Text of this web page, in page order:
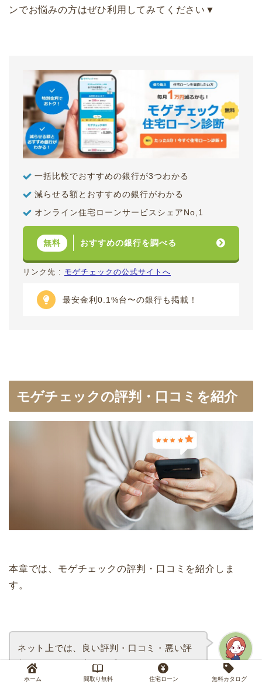
ンでお悩みの方はぜひ利用してみてください▼
一括比較でおすすめの銀行が3つわかる
減らせる額とおすすめの銀行がわかる
オンライン住宅ローンサービスシェアNo,1
無料 おすすめの銀行を調べる
リンク先 : モゲチェックの公式サイトへ
最安金利0.1%台〜の銀行も掲載！
モゲチェックの評判・口コミを紹介
本章では、モゲチェックの評判・口コミを紹介しま
す。
ルム編集長
ネット上では、良い評判・口コミ・悪い評
判・口コミの両方が見受けられたので、そ
れぞれ詳細を見てみましょう。
ホーム 間取り無料 住宅ローン 無料カタログ